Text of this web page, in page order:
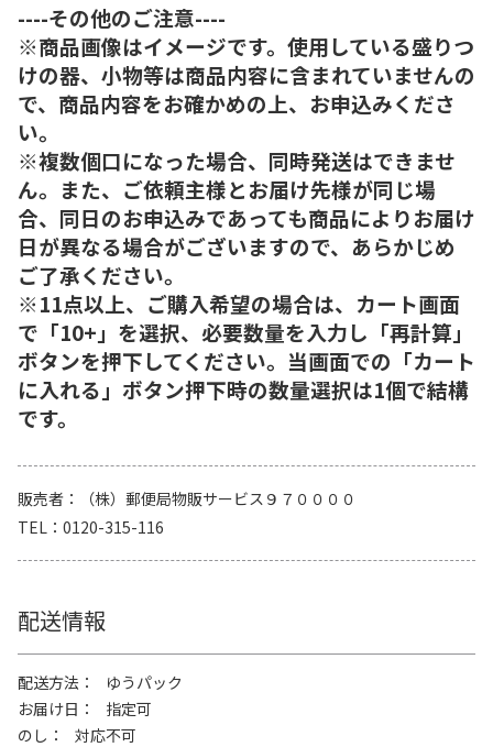
----その他のご注意----
※商品画像はイメージです。使用している盛りつ
けの器、小物等は商品内容に含まれていませんの
で、商品内容をお確かめの上、お申込みくださ
い。
※複数個口になった場合、同時発送はできませ
ん。また、ご依頼主様とお届け先様が同じ場
合、同日のお申込みであっても商品によりお届け
日が異なる場合がございますので、あらかじめ
ご了承ください。
※11点以上、ご購入希望の場合は、カート画面
で「10+」を選択、必要数量を入力し「再計算」
ボタンを押下してください。当画面での「カート
に入れる」ボタン押下時の数量選択は1個で結構
です。
販売者
（株）郵便局物販サービス９７００００
TEL
0120-315-116
配送情報
配送方法
ゆうパック
お届け日
指定可
のし
対応不可